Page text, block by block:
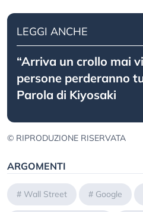
LEGGI ANCHE
“Arriva un crollo mai
persone perderanno
Parola di Kiyosaki
© RIPRODUZIONE RISERVATA
ARGOMENTI
# Wall Street # Google